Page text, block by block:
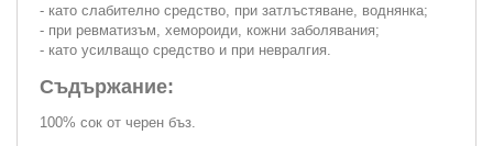
- като слабително средство, при затлъстяване, воднянка;
- при ревматизъм, хемороиди, кожни заболявания;
- като усилващо средство и при невралгия.
Съдържание:
100% сок от черен бъз.